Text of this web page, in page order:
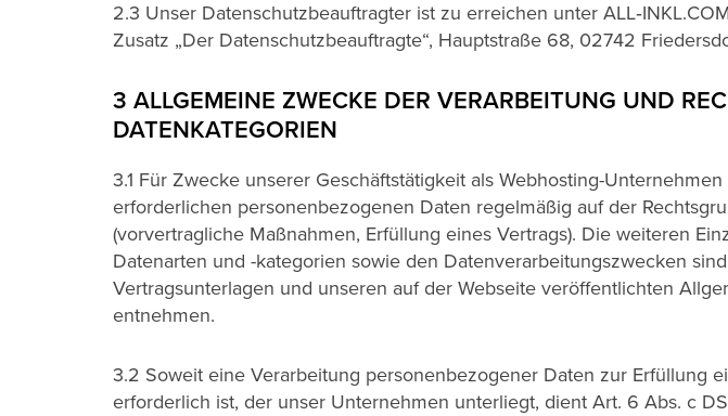
2.3 Unser Datenschutzbeauftragter ist zu erreichen unter
Zusatz „Der Datenschutzbeauftragte“, Hauptstraße 68, 02742
3 ALLGEMEINE ZWECKE DER VERARBEITUNG UND
DATENKATEGORIEN
3.1 Für Zwecke unserer Geschäftstätigkeit als Webhosting-
erforderlichen personenbezogenen Daten regelmäßig auf der
(vorvertragliche Maßnahmen, Erfüllung eines Vertrags). Die weiteren
Datenarten und -kategorien sowie den Datenverarbeitungszwecken
Vertragsunterlagen und unseren auf der Webseite veröffentlichten
entnehmen.
3.2 Soweit eine Verarbeitung personenbezogener Daten zur Erfüllung
erforderlich ist, der unser Unternehmen unterliegt, dient Art. 6 Abs. c